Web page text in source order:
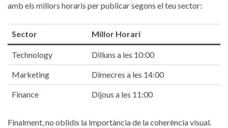
amb els millors‌ horaris per publicar segons el teu sector:
Sector Millor Horari
Technology Dilluns a les 10:00
Marketing Dimecres a les 14:00
Finance Dijous a les 11:00
Finalment, no oblidis la importància de la coherència visual.